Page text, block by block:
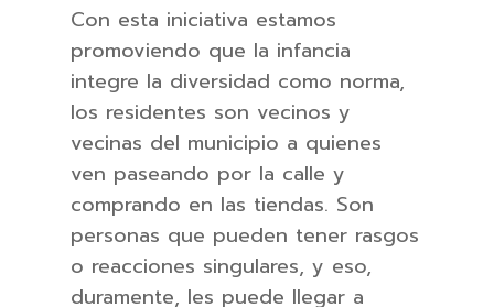
Con esta iniciativa estamos
promoviendo que la infancia
integre la diversidad como norma,
los residentes son vecinos y
vecinas del municipio a quienes
ven paseando por la calle y
comprando en las tiendas. Son
personas que pueden tener rasgos
o reacciones singulares, y eso,
duramente, les puede llegar a